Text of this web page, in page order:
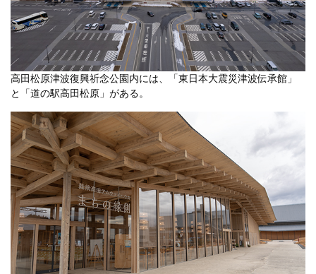
高田松原津波復興祈念公園内には、「東日本大震災津波伝承館」
と「道の駅高田松原」がある。